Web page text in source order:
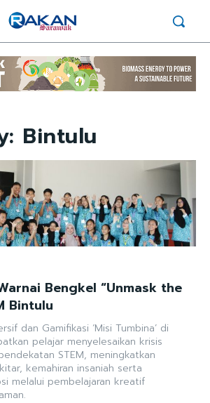
Bintulu
Bengkel “Unmask the
Bintulu
dan Gamifikasi ‘Misi Tumbina’ di
pelajar menyelesaikan krisis
STEM, meningkatkan
kemahiran insaniah serta
melalui pembelajaran kreatif